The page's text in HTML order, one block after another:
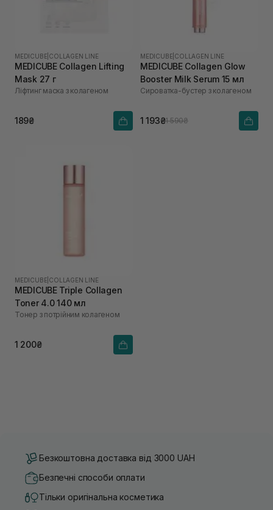
MEDICUBE COLLAGEN LINE
MEDICUBE Collagen Lifting
Mask 27 г
Ліфтинг маска з колагеном
189₴
MEDICUBE COLLAGEN LINE
MEDICUBE Collagen Glow
Booster Milk Serum 15 мл
Сироватка-бустер з колагеном
1 193₴1 590₴
MEDICUBE COLLAGEN LINE
MEDICUBE Triple Collagen
Toner 4.0 140 мл
Тонер з потрійним колагеном
1 200₴
Безкоштовна доставка від 3000 UAH
Безпечні способи оплати
Тільки оригінальна косметика